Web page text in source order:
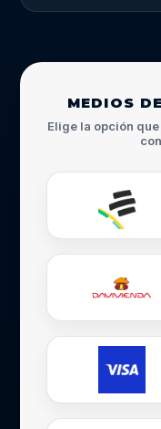
MEDIOS
Elige la opción